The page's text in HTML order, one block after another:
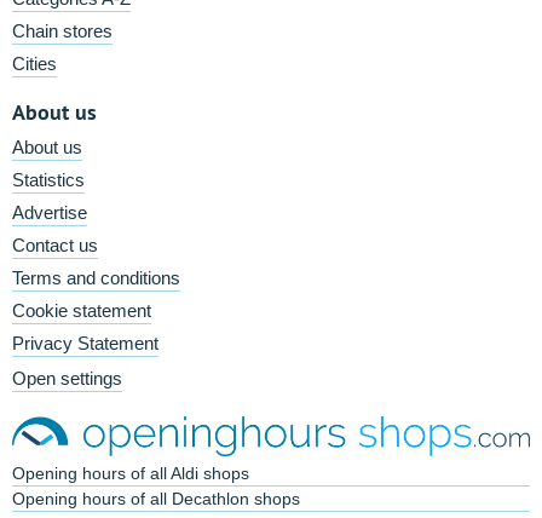
Chain stores
Cities
About us
About us
Statistics
Advertise
Contact us
Terms and conditions
Cookie statement
Privacy Statement
Open settings
Opening hours of all Aldi shops
Opening hours of all Decathlon shops